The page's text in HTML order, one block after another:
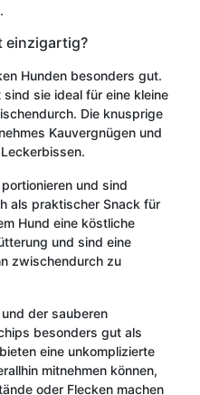
einzigartig?
Hunden besonders gut.
sie ideal für eine kleine
Die knusprige
Kauvergnügen und
und sind
als praktischer Snack für
Hund eine köstliche
und sind eine
zwischendurch zu
der sauberen
besonders gut als
eine unkomplizierte
mitnehmen können,
oder Flecken machen